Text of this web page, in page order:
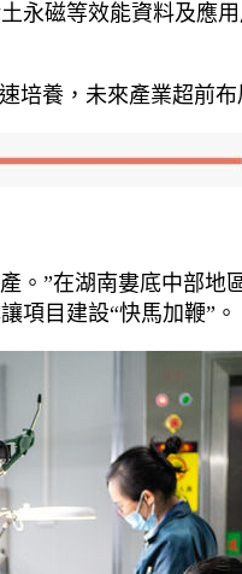
磁等效能資料及應
培養，未來產業超前
。”在湖南婁底中部
項目建設“快馬加鞭”。